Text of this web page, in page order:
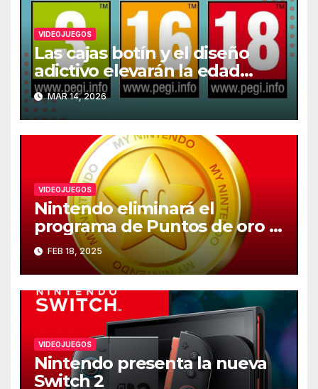
VIDEOJUEGOS
Las cajas botín y el diseño
adictivo elevarán la edad
recomendada de los
videojuegos en Europa
MAR 14, 2026
VIDEOJUEGOS
Nintendo eliminará el
programa de Puntos de oro el
25 de marzo
FEB 18, 2025
VIDEOJUEGOS
Nintendo presenta la nueva
Switch 2